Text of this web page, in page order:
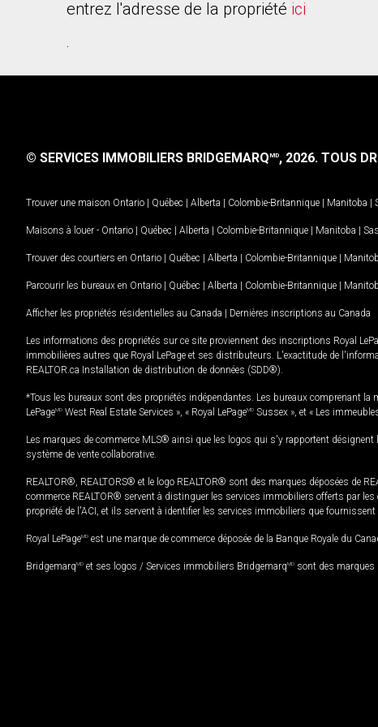
entrez l'adresse de la propriété ici
.
© SERVICES IMMOBILIERS BRIDGEMARQMD, 2026. TOUS
Trouver une maison Ontario | Québec | Alberta | Colombie-Britannique | Manitoba |
Maisons à louer - Ontario | Québec | Alberta | Colombie-Britannique | Manitoba |
Trouver des courtiers en Ontario | Québec | Alberta | Colombie-Britannique |
Parcourir les bureaux en Ontario | Québec | Alberta | Colombie-Britannique |
Afficher les propriétés résidentielles au Canada | Dernières inscriptions au Canada
Les informations des propriétés sur ce site proviennent des inscriptions Royal
immobilières autres que Royal LePage et ses distributeurs. L'exactitude de
REALTOR.ca Installation de distribution de données (SDD®).
*Tous les bureaux sont des propriétés indépendantes. Les bureaux comprenant la
LePageMD West Real Estate Services », « Royal LePageMD Sussex », et « Les
Les marques de commerce MLS® ainsi que les logos qui s'y rapportent
système de vente collaborative.
REALTOR®, REALTORS® et le logo REALTOR® sont des marques déposées de
commerce REALTOR® servent à distinguer les services immobiliers offerts par
propriété de l'ACI, et ils servent à identifier les services immobiliers que
Royal LePageMD est une marque de commerce déposée de la Banque Royale du
BridgemarqMD et ses logos / Services immobiliers BridgemarqMD sont des marques